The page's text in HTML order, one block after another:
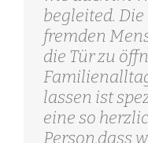
begleited.
fremden
die Tür zu
lassen ist
eine so
Person,dass